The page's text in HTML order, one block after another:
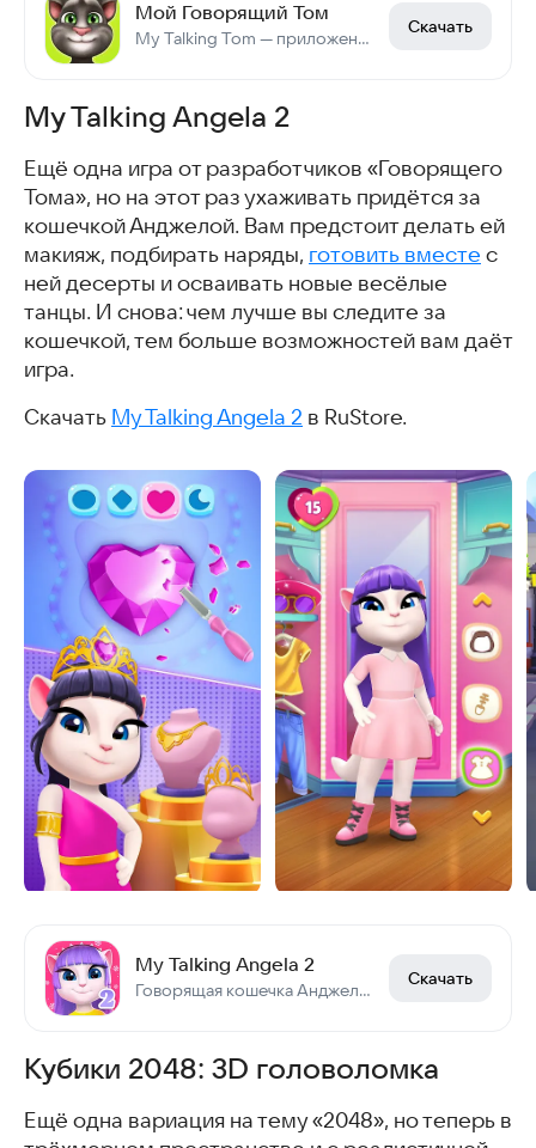
Мой Говорящий Том
My Talking Tom — приложение с говорящим котом Томом.
Скачать
My Talking Angela 2
Ещё одна игра от разработчиков «Говорящего
Тома», но на этот раз ухаживать придётся за
кошечкой Анджелой. Вам предстоит делать ей
макияж, подбирать наряды, готовить вместе с
ней десерты и осваивать новые весёлые
танцы. И снова: чем лучше вы следите за
кошечкой, тем больше возможностей вам даёт
игра.
Скачать My Talking Angela 2 в RuStore.
My Talking Angela 2
Говорящая кошечка Анджела вернулась
Скачать
Кубики 2048: 3D головоломка
Ещё одна вариация на тему «2048», но теперь в